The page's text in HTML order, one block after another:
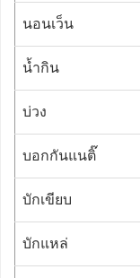
นอนเว็น
น้ำกิน
บ่วง
บอกกันแนติ๊
บักเขียบ
บักแหล่